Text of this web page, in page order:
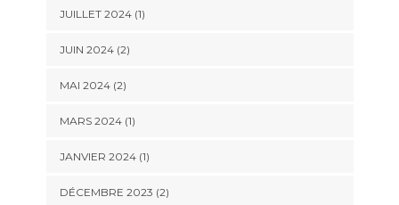
JUILLET 2024(1)
JUIN 2024(2)
MAI 2024(2)
MARS 2024(1)
JANVIER 2024(1)
DÉCEMBRE 2023 (2)